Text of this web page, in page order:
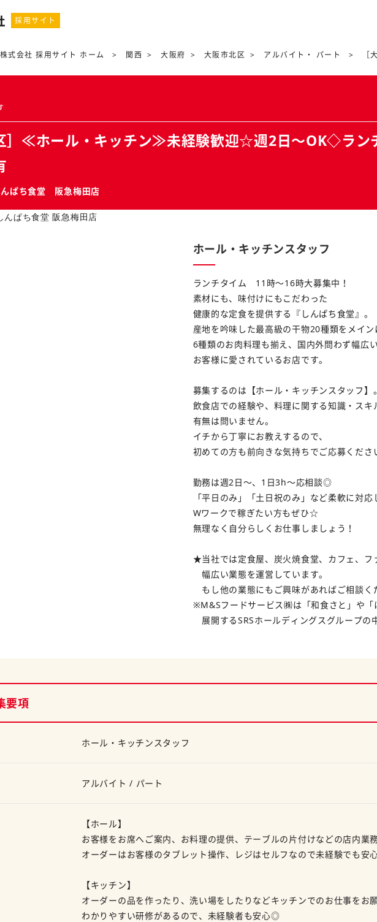
採用サイト
式会社 採用サイト ホーム 関西 大阪府 大阪市北区 アルバイト・ パート
］≪ホール・キッチン≫未経験歓迎☆週2日～OK◇ラ
ぱち食堂 阪急梅田店
ホール・キッチンスタッフ
ランチタイム 11時～16時大募集中！
素材にも、味付けにもこだわった
健康的な定食を提供する『しんぱち食堂』。
産地を吟味した最高級の干物20種類をメイン
6種類のお肉料理も揃え、国内外問わず幅広
お客様に愛されているお店です。
募集するのは【ホール・キッチンスタッフ】
飲食店での経験や、料理に関する知識・スキ
有無は問いません。
イチから丁寧にお教えするので、
初めての方も前向きな気持ちでご応募くださ
勤務は週2日～、1日3h～応相談◎
「平日のみ」「土日祝のみ」など柔軟に対応
Wワークで稼ぎたい方もぜひ☆
無理なく自分らしくお仕事しましょう！
★当社では定食屋、炭火焼食堂、カフェ、フ
幅広い業態を運営しています。
もし他の業態にもご興味があればご相談く
※M&Sフードサービス㈱は「和食さと」や「
展開するSRSホールディングスグループの
要項
ホール・キッチンスタッフ
アルバイト / パート
【ホール】
お客様をお席へご案内、お料理の提供、テーブルの片付けなどの店内業
オーダーはお客様のタブレット操作、レジはセルフなので未経験でも安
【キッチン】
オーダーの品を作ったり、洗い場をしたりなどキッチンでのお仕事をお
わかりやすい研修があるので、未経験者も安心◎